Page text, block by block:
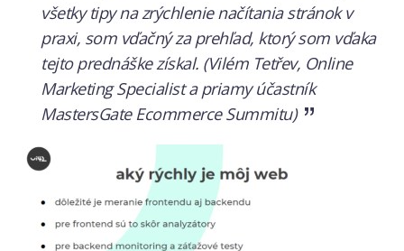
všetky tipy na zrýchlenie načítania stránok v
praxi, som vďačný za prehľad, ktorý som vďaka
tejto prednáške získal. (Vilém Tetřev, Online
Marketing Specialist a priamy účastník
MastersGate Ecommerce Summitu)